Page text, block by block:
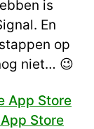
is
En
op
niet… 😉
App Store
Store